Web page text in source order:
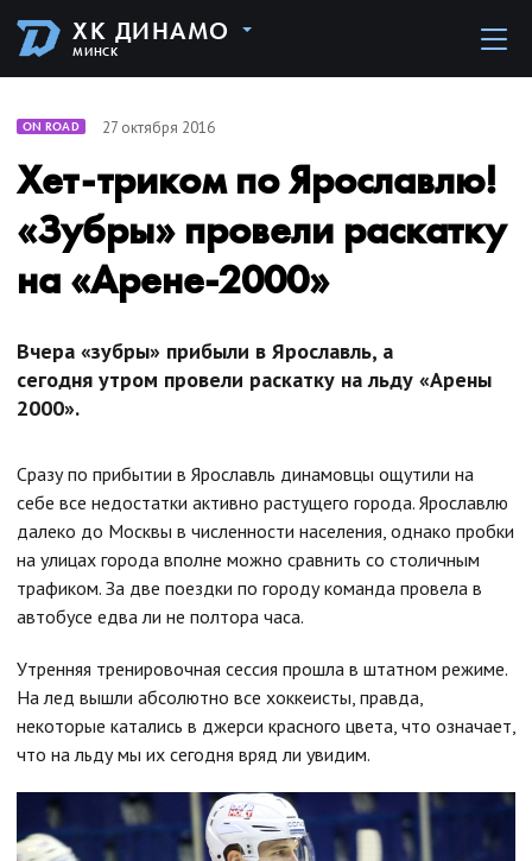
ХК ДИНАМО
МИНСК
ON ROAD 27 октября 2016
Хет-триком по Ярославлю!
«Зубры» провели раскатку
на «Арене-2000»
Вчера «зубры» прибыли в Ярославль, а
сегодня утром провели раскатку на льду «Арены
2000».
Сразу по прибытии в Ярославль динамовцы ощутили на
себе все недостатки активно растущего города. Ярославлю
далеко до Москвы в численности населения, однако пробки
на улицах города вполне можно сравнить со столичным
трафиком. За две поездки по городу команда провела в
автобусе едва ли не полтора часа.
Утренняя тренировочная сессия прошла в штатном режиме.
На лед вышли абсолютно все хоккеисты, правда,
некоторые катались в джерси красного цвета, что означает,
что на льду мы их сегодня вряд ли увидим.